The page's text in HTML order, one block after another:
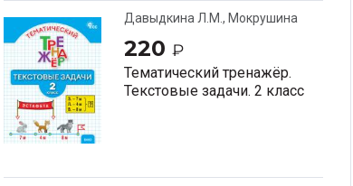
Давыдкина Л.М., Мокрушина
220 ₽
Тематический тренажёр.
Текстовые задачи. 2 класс